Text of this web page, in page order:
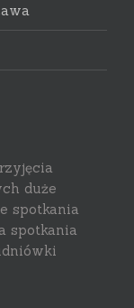
duże
spotkania
spotkania